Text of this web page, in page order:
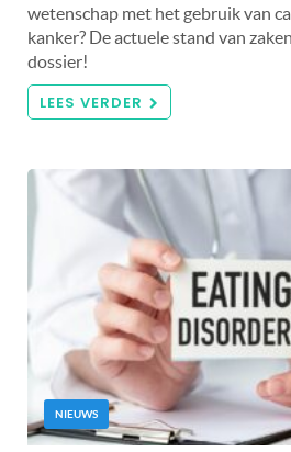
wetenschap met het gebruik van
kanker? De actuele stand van
dossier!
LEES VERDER
NIEUWS